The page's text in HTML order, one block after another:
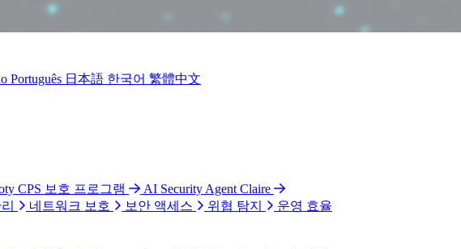
Português 日本語 한국어 繁體中文
CPS 보호 프로그램
AI Security Agent Claire
네트워크 보호 보안 액세스 위협 탐지
운영 효율